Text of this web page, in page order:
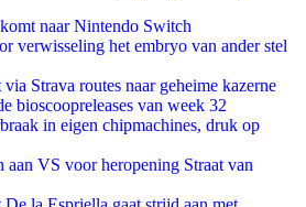
naar Nintendo Switch
verwisseling het embryo van ander stel
Strava routes naar geheime kazerne
bioscoopreleases van week 32
in eigen chipmachines, druk op
aan VS voor heropening Straat van